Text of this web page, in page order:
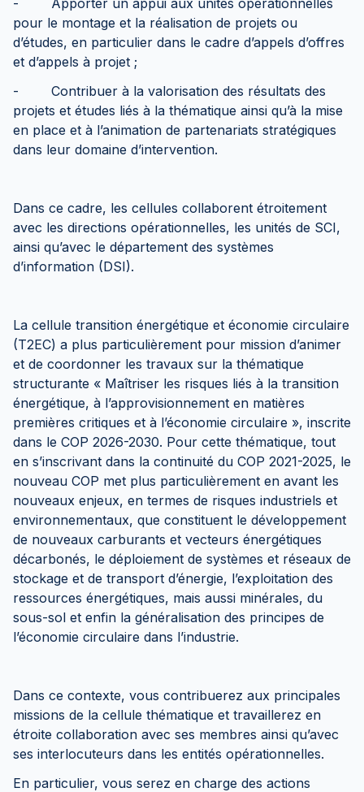
- Apporter un appui aux unités opérationnelles
pour le montage et la réalisation de projets ou
d’études, en particulier dans le cadre d’appels d’offres
et d’appels à projet ;
- Contribuer à la valorisation des résultats des
projets et études liés à la thématique ainsi qu’à la mise
en place et à l’animation de partenariats stratégiques
dans leur domaine d’intervention.
Dans ce cadre, les cellules collaborent étroitement
avec les directions opérationnelles, les unités de SCI,
ainsi qu’avec le département des systèmes
d’information (DSI).
La cellule transition énergétique et économie circulaire
(T2EC) a plus particulièrement pour mission d’animer
et de coordonner les travaux sur la thématique
structurante « Maîtriser les risques liés à la transition
énergétique, à l’approvisionnement en matières
premières critiques et à l’économie circulaire », inscrite
dans le COP 2026-2030. Pour cette thématique, tout
en s’inscrivant dans la continuité du COP 2021-2025, le
nouveau COP met plus particulièrement en avant les
nouveaux enjeux, en termes de risques industriels et
environnementaux, que constituent le développement
de nouveaux carburants et vecteurs énergétiques
décarbonés, le déploiement de systèmes et réseaux de
stockage et de transport d’énergie, l’exploitation des
ressources énergétiques, mais aussi minérales, du
sous-sol et enfin la généralisation des principes de
l’économie circulaire dans l’industrie.
Dans ce contexte, vous contribuerez aux principales
missions de la cellule thématique et travaillerez en
étroite collaboration avec ses membres ainsi qu’avec
ses interlocuteurs dans les entités opérationnelles.
En particulier, vous serez en charge des actions